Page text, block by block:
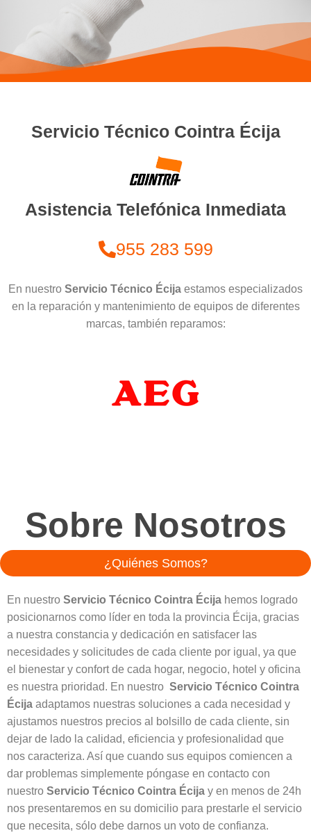
Servicio Técnico Cointra Écija
Asistencia Telefónica Inmediata
955 283 599
En nuestro Servicio Técnico Écija estamos especializados
en la reparación y mantenimiento de equipos de diferentes
marcas, también reparamos:
Sobre Nosotros
¿Quiénes Somos?
En nuestro Servicio Técnico Cointra Écija hemos logrado
posicionarnos como líder en toda la provincia Écija, gracias
a nuestra constancia y dedicación en satisfacer las
necesidades y solicitudes de cada cliente por igual, ya que
el bienestar y confort de cada hogar, negocio, hotel y oficina
es nuestra prioridad. En nuestro Servicio Técnico Cointra
Écija adaptamos nuestras soluciones a cada necesidad y
ajustamos nuestros precios al bolsillo de cada cliente, sin
dejar de lado la calidad, eficiencia y profesionalidad que
nos caracteriza. Así que cuando sus equipos comiencen a
dar problemas simplemente póngase en contacto con
nuestro Servicio Técnico Cointra Écija y en menos de 24h
nos presentaremos en su domicilio para prestarle el servicio
que necesita, sólo debe darnos un voto de confianza.